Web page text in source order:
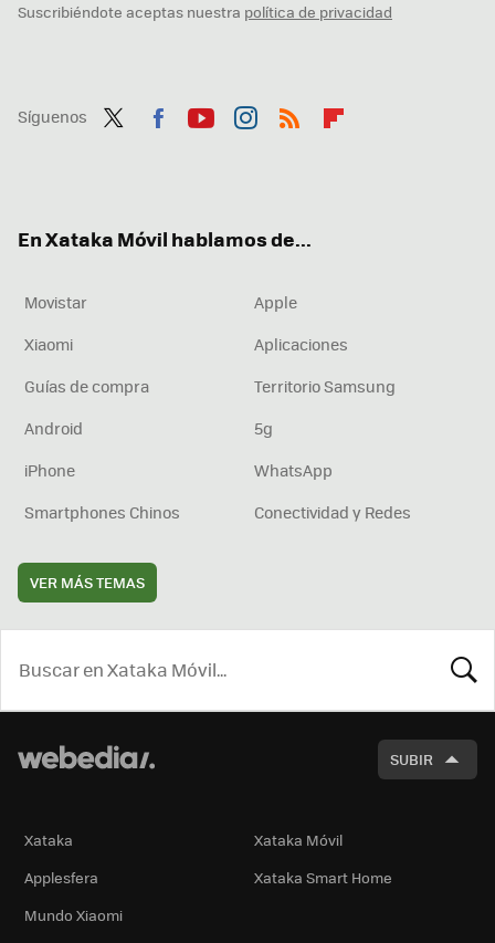
Suscribiéndote aceptas nuestra política de privacidad
Síguenos
En Xataka Móvil hablamos de...
Movistar
Apple
Xiaomi
Aplicaciones
Guías de compra
Territorio Samsung
Android
5g
iPhone
WhatsApp
Smartphones Chinos
Conectividad y Redes
VER MÁS TEMAS
SUBIR
Xataka
Xataka Móvil
Applesfera
Xataka Smart Home
Mundo Xiaomi